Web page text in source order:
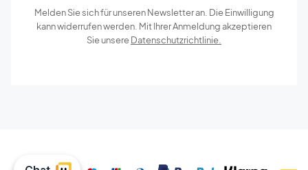
Melden Sie sich für unseren Newsletter an. Die Einwilligung
kann widerrufen werden. Mit Ihrer Anmeldung akzeptieren
Sie unsereDatenschutzrichtlinie.